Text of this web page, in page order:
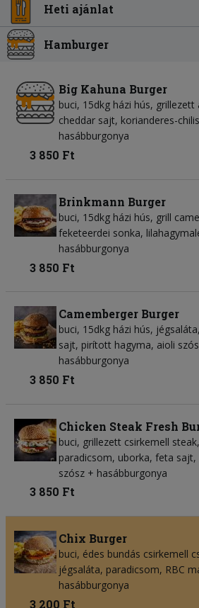
Heti ajánlat
Hamburger
Big Kahuna Burger
buci, 15dkg házi hús, grillezett
cheddar sajt, korianderes-
hasábburgonya
3 850 Ft
Brinkmann Burger
buci, 15dkg házi hús, grill
feketeerdei sonka,
hasábburgonya
3 850 Ft
Camemberger Burger
buci, 15dkg házi hús,
sajt, pirított hagyma, aioli
hasábburgonya
3 850 Ft
Chicken Steak Fresh
buci, grillezett csirkemell
paradicsom, uborka, feta
szósz + hasábburgonya
3 850 Ft
Chix Burger
buci, édes bundás csirkemell
jégsaláta, paradicsom, RBC
hasábburgonya
3 200 Ft